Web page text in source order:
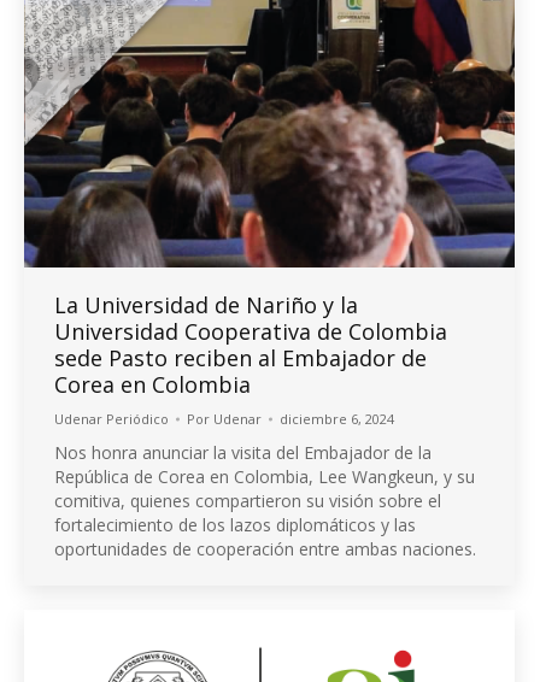
La Universidad de Nariño y la
Universidad Cooperativa de Colombia
sede Pasto reciben al Embajador de
Corea en Colombia
Udenar Periódico Por Udenar diciembre 6, 2024
Nos honra anunciar la visita del Embajador de la
República de Corea en Colombia, Lee Wangkeun, y su
comitiva, quienes compartieron su visión sobre el
fortalecimiento de los lazos diplomáticos y las
oportunidades de cooperación entre ambas naciones.